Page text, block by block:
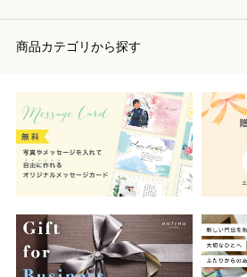
商品カテゴリから探す